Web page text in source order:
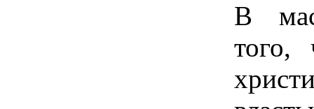
В
того,